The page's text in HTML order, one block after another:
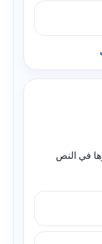
في النص